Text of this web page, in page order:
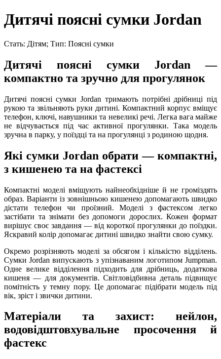
Дитячі поясні сумки Jordan
Стать: Дітям; Тип: Поясні сумки
Дитячі поясні сумки Jordan —
компактно та зручно для прогулянок
Дитячі поясні сумки Jordan тримають потрібні дрібниці під
рукою та звільняють руки дитині. Компактний корпус вміщує
телефон, ключі, навушники та невеликі речі. Легка вага майже
не відчувається під час активної прогулянки. Така модель
зручна в парку, у поїздці та на прогулянці з родиною щодня.
Які сумки Jordan обрати — компактні,
з кишенею та на фастексі
Компактні моделі вміщують найнеобхідніше й не громіздять
образ. Варіанти із зовнішньою кишенею допомагають швидко
дістати телефон чи проїзний. Моделі з фастексом легко
застібати та знімати без допомоги дорослих. Кожен формат
вирішує своє завдання — від короткої прогулянки до поїздки.
Яскравий колір допомагає дитині швидко знайти свою сумку.
Окремо розрізняють моделі за обсягом і кількістю відділень.
Сумки Jordan випускають з упізнаваним логотипом Jumpman.
Одне велике відділення підходить для дрібниць, додаткова
кишеня — для документів. Світловідбивна деталь підвищує
помітність у темну пору. Це допомагає підібрати модель під
вік, зріст і звички дитини.
Матеріали та захист: нейлон,
водовідштовхувальне просочення й
фастекс